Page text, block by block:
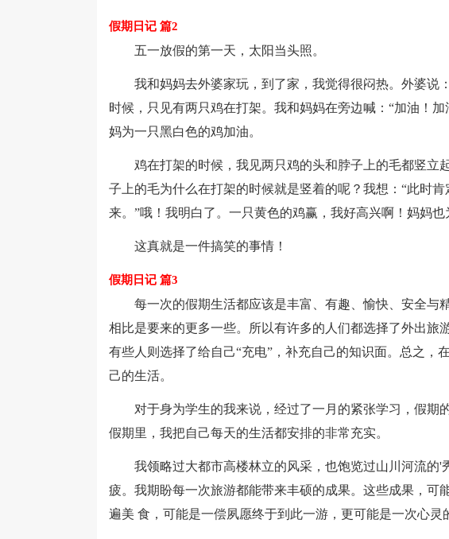
假期日记 篇2
五一放假的第一天，太阳当头照。
我和妈妈去外婆家玩，到了家，我觉得很闷热。外婆说
时候，只见有两只鸡在打架。我和妈妈在旁边喊：“加油！
妈为一只黑白色的鸡加油。
鸡在打架的时候，我见两只鸡的头和脖子上的毛都竖立
子上的毛为什么在打架的时候就是竖着的呢？我想：“此时
来。”哦！我明白了。一只黄色的鸡赢，我好高兴啊！妈妈也
这真就是一件搞笑的事情！
假期日记 篇3
每一次的假期生活都应该是丰富、有趣、愉快、安全与
相比是要来的更多一些。所以有许多的人们都选择了外出旅
有些人则选择了给自己“充电”，补充自己的知识面。总之，
己的生活。
对于身为学生的我来说，经过了一月的紧张学习，假期
假期里，我把自己每天的生活都安排的非常充实。
我领略过大都市高楼林立的风采，也饱览过山川河流的'
疲。我期盼每一次旅游都能带来丰硕的成果。这些成果，可
遍美 食，可能是一偿夙愿终于到此一游，更可能是一次心灵